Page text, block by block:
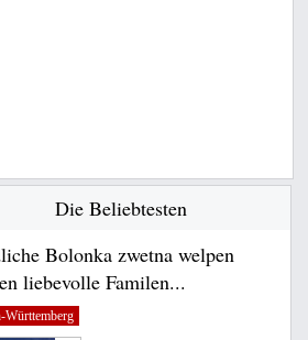
Die Beliebtesten
Bolonka zwetna welpen
liebevolle Familen...
Württemberg